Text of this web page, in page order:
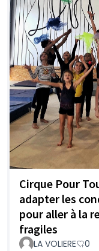
Cirque Pour
adapter les
pour aller à la
fragiles
LA VOLIERE 0